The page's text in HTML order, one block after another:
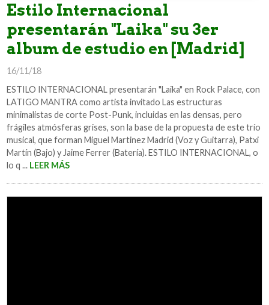
Estilo Internacional
presentarán "Laika" su 3er
album de estudio en [Madrid]
16/11/18
ESTILO INTERNACIONAL presentarán "Laika" en Rock Palace, con
LATIGO MANTRA como artista invitado Las estructuras
minimalistas de corte Post-Punk, incluidas en las densas, pero
frágiles atmósferas grises, son la base de la propuesta de este trío
musical, que forman Miguel Martinez Madrid (Voz y Guitarra), Patxi
Martín (Bajo) y Jaime Ferrer (Batería). ESTILO INTERNACIONAL, o
lo q ... LEER MÁS